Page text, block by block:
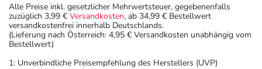
Alle Preise inkl. gesetzlicher Mehrwertsteuer, gegebenenfalls
zuzüglich 3,99 € Versandkosten, ab 34,99 € Bestellwert
versandkostenfrei innerhalb Deutschlands.
(Lieferung nach Österreich: 4,95 € Versandkosten unabhängig vom
Bestellwert)
1: Unverbindliche Preisempfehlung des Herstellers (UVP)